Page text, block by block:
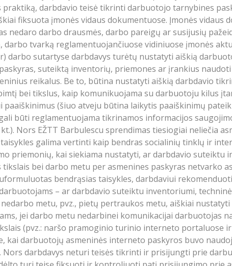
darbdavio teisė tikrinti darbuotojo tarnybines
fiksuota įmonės vidaus dokumentuose. Įmonės vidaus
darbo drausmės, darbo pareigų ar susijusių
tvarką reglamentuojančiuose vidiniuose įmonės
darbo sutartyse darbdavys turėtų nustatyti aiškią
suteiktą inventorių, priemones ar įrankius
reikalus. Be to, būtina nustatyti aiškią darbdavio
bei tikslus, kaip komunikuojama su darbuotoju kilus
(šiuo atveju būtina laikytis paaiškinimų
būti reglamentuojama tikrinamos informacijos
Nors EŽTT Barbulescu sprendimas tiesiogiai neliečia
galima vertinti kaip bendras socialinių tinklų ir
priemonių, kai siekiama nustatyti, ar darbdavio suteiktu
bei darbo metu per asmenines paskyras netvarko
bendrąsias taisykles, darbdaviui
– ar darbdavio suteiktu inventoriumi,
metu, pvz., pietų pertraukos metu, aiškiai
jei darbo metu nedarbinei komunikacijai darbuotojas
(pvz.: naršo pramoginio turinio interneto portaluose ir
kai darbuotojų asmeninės interneto paskyros buvo
darbdavys neturi teisės tikrinti ir prisijungti prie